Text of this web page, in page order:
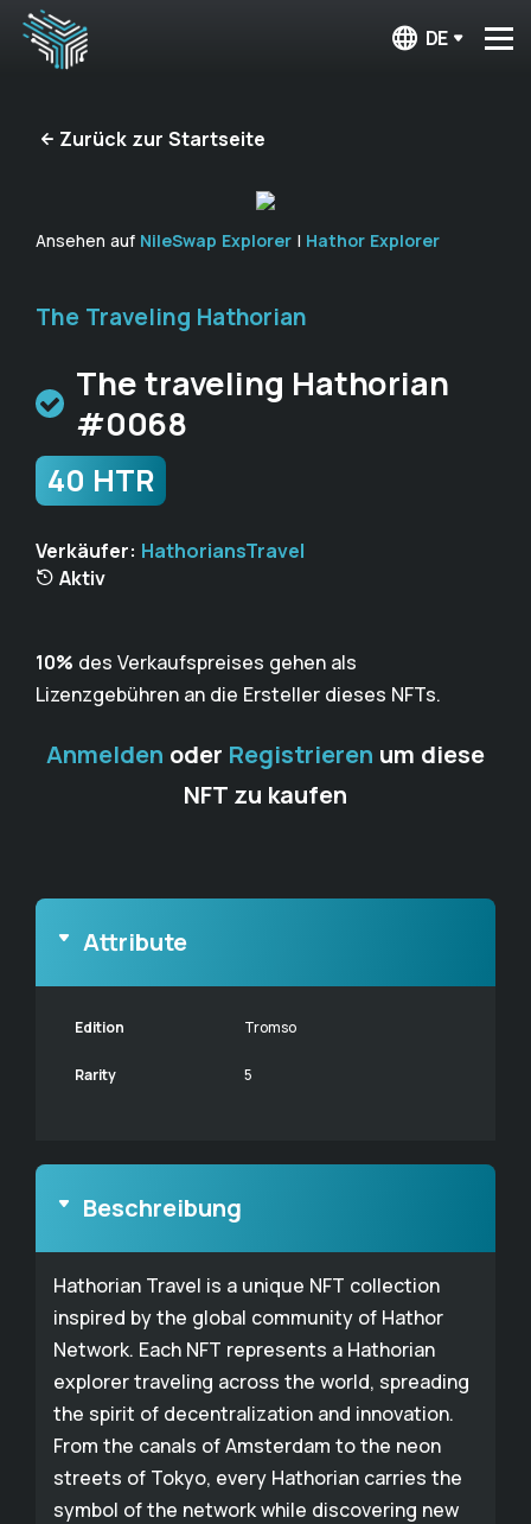
DE
Zurück zur Startseite
Ansehen auf NileSwap Explorer | Hathor Explorer
The Traveling Hathorian
The traveling Hathorian
#0068
40 HTR
Verkäufer: HathoriansTravel
Aktiv
10% des Verkaufspreises gehen als
Lizenzgebühren an die Ersteller dieses NFTs.
Anmelden oder Registrieren um diese
NFT zu kaufen
Attribute
Edition Tromso
Rarity 5
Beschreibung
Hathorian Travel is a unique NFT collection
inspired by the global community of Hathor
Network. Each NFT represents a Hathorian
explorer traveling across the world, spreading
the spirit of decentralization and innovation.
From the canals of Amsterdam to the neon
streets of Tokyo, every Hathorian carries the
symbol of the network while discovering new